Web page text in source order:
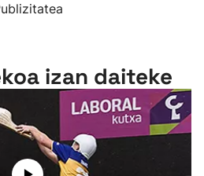
izan daiteke